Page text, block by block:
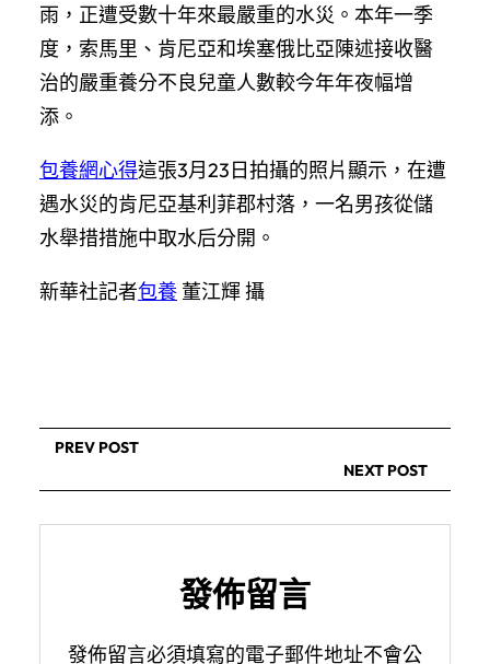
雨，正遭受數十年來最嚴重的水災。本年一季
度，索馬里、肯尼亞和埃塞俄比亞陳述接收醫
治的嚴重養分不良兒童人數較今年年夜幅增
添。
包養網心得這張3月23日拍攝的照片顯示，在遭
遇水災的肯尼亞基利菲郡村落，一名男孩從儲
水舉措措施中取水后分開。
新華社記者包養 董江輝 攝
PREV POST
NEXT POST
發佈留言
發佈留言必須填寫的電子郵件地址不會公